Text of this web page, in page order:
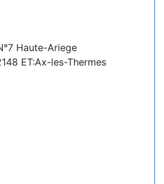
Haute-Ariege
ET:Ax-les-Thermes